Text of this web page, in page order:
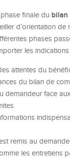
finale du bilan
d’orientation de
phases
les indications
attentes du
du bilan de
demandeur face
remis au
les entretiens